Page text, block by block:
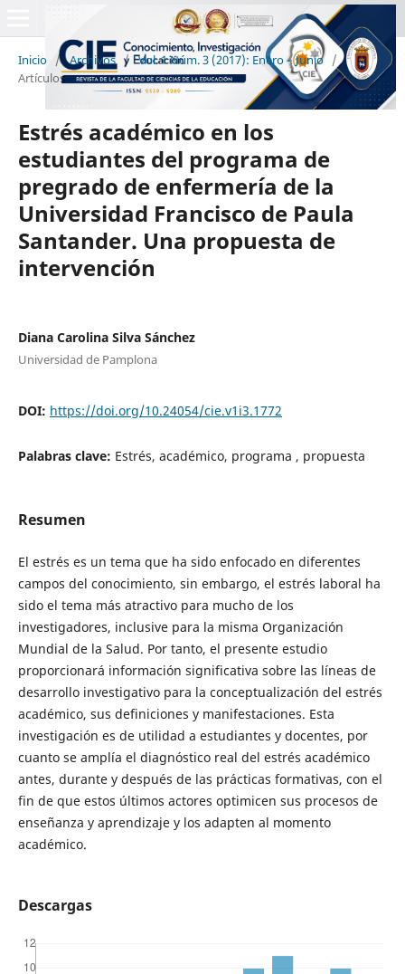
Inicio / Archivos / Vol. 1 Núm. 3 (2017): Enero – Junio /
Artículos
Estrés académico en los
estudiantes del programa de
pregrado de enfermería de la
Universidad Francisco de Paula
Santander. Una propuesta de
intervención
Diana Carolina Silva Sánchez
Universidad de Pamplona
DOI: https://doi.org/10.24054/cie.v1i3.1772
Palabras clave: Estrés, académico, programa , propuesta
Resumen
El estrés es un tema que ha sido enfocado en diferentes
campos del conocimiento, sin embargo, el estrés laboral ha
sido el tema más atractivo para mucho de los
investigadores, inclusive para la misma Organización
Mundial de la Salud. Por tanto, el presente estudio
proporcionará información significativa sobre las líneas de
desarrollo investigativo para la conceptualización del estrés
académico, sus definiciones y manifestaciones. Esta
investigación es de utilidad a estudiantes y docentes, por
cuanto se amplía el diagnóstico real del estrés académico
antes, durante y después de las prácticas formativas, con el
fin de que estos últimos actores optimicen sus procesos de
enseñanza y aprendizaje y los adapten al momento
académico.
Descargas